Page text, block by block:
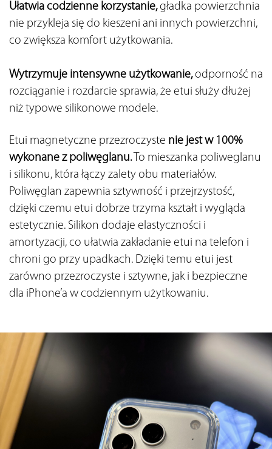
Ułatwia codzienne korzystanie, gładka powierzchnia
nie przykleja się do kieszeni ani innych powierzchni,
co zwiększa komfort użytkowania.
Wytrzymuje intensywne użytkowanie, odporność na
rozciąganie i rozdarcie sprawia, że etui służy dłużej
niż typowe silikonowe modele.
Etui magnetyczne przezroczyste nie jest w 100%
wykonane z poliwęglanu. To mieszanka poliweglanu
i silikonu, która łączy zalety obu materiałów.
Poliwęglan zapewnia sztywność i przejrzystość,
dzięki czemu etui dobrze trzyma kształt i wygląda
estetycznie. Silikon dodaje elastyczności i
amortyzacji, co ułatwia zakładanie etui na telefon i
chroni go przy upadkach. Dzięki temu etui jest
zarówno przezroczyste i sztywne, jak i bezpieczne
dla iPhone’a w codziennym użytkowaniu.